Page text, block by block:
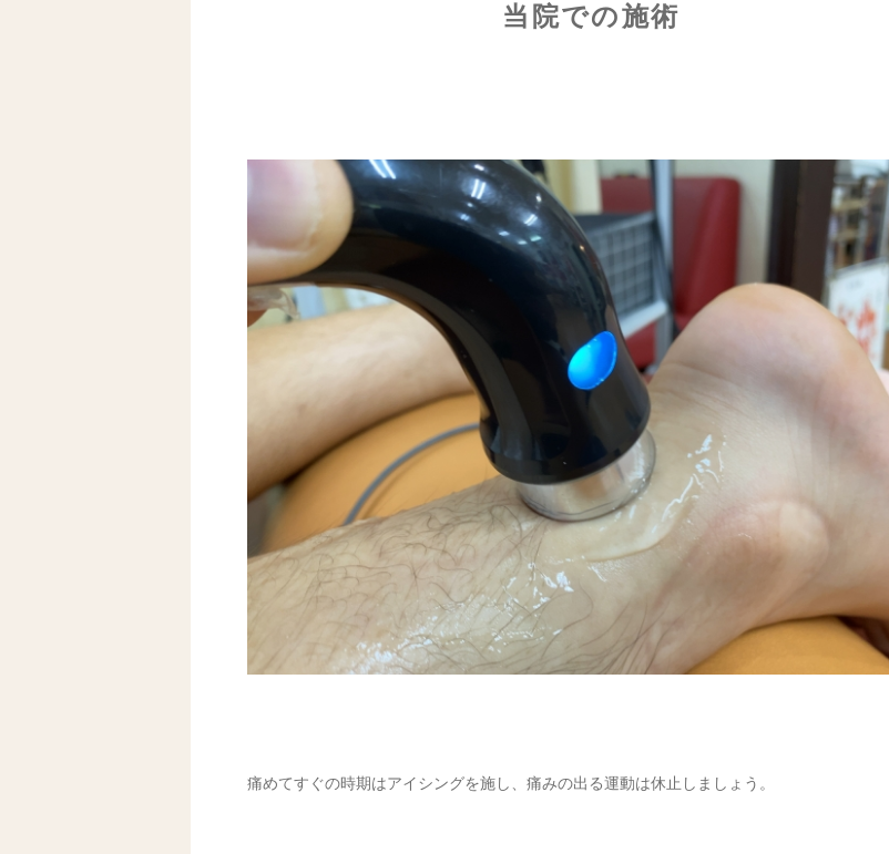
当院での施術
痛めてすぐの時期はアイシングを施し、痛みの出る運動は休止しましょう。